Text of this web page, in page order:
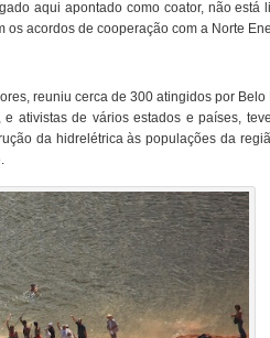
aqui apontado como coator, não está
acordos de cooperação com a Norte
reuniu cerca de 300 atingidos por Belo
ativistas de vários estados e países,
da hidrelétrica às populações da